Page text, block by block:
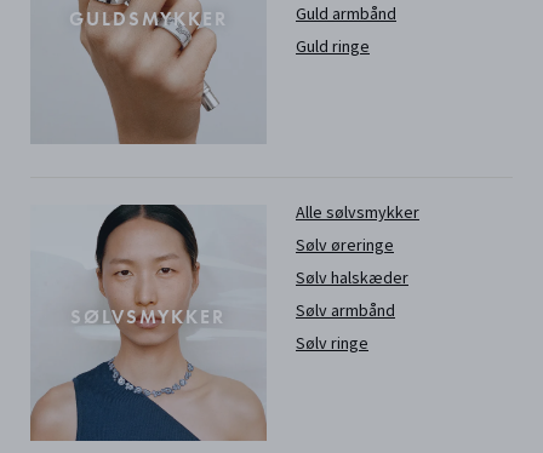
GULDSMYKKER
Guld armbånd
Guld ringe
SØLVSMYKKER
Alle sølvsmykker
Sølv øreringe
Sølv halskæder
Sølv armbånd
Sølv ringe